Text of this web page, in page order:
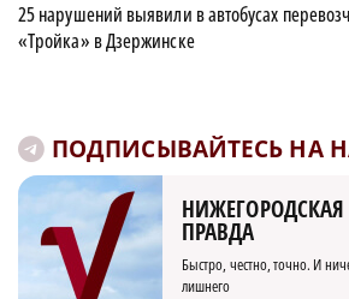
25 нарушений выявили в автобусах
«Тройка» в Дзержинске
ПОДПИСЫВАЙТЕСЬ НА
НИЖЕГОРОДСКАЯ
ПРАВДА
Быстро, честно, точно. И
лишнего